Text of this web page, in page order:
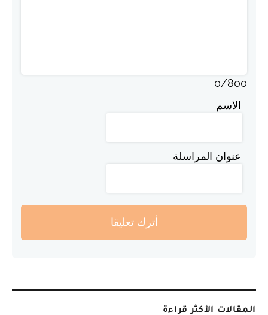
0/800
الاسم
عنوان المراسلة
أترك تعليقا
المقالات الأكثر قراءة